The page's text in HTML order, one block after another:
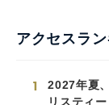
アクセスラ
1
2027年夏
リスティ